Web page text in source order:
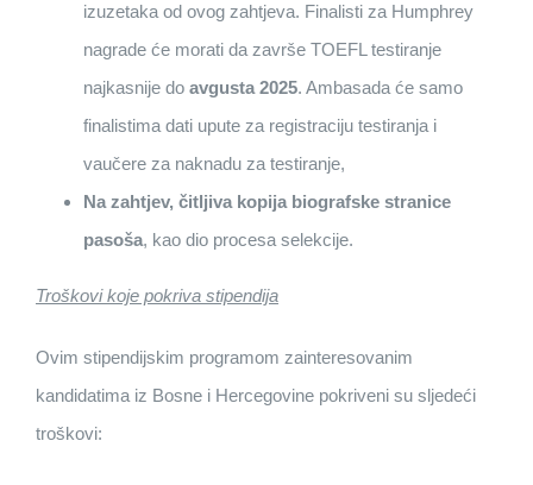
izuzetaka od ovog zahtjeva. Finalisti za Humphrey
nagrade će morati da završe TOEFL testiranje
najkasnije do avgusta 2025. Ambasada će samo
finalistima dati upute za registraciju testiranja i
vaučere za naknadu za testiranje,
Na zahtjev, čitljiva kopija biografske stranice
pasoša, kao dio procesa selekcije.
Troškovi koje pokriva stipendija
Ovim stipendijskim programom zainteresovanim
kandidatima iz Bosne i Hercegovine pokriveni su sljedeći
troškovi: